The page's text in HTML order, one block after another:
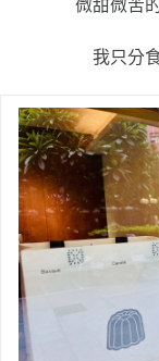
微甜微苦
我只分